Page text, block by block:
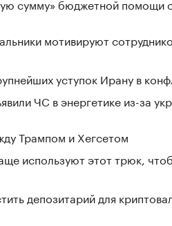
сумму» бюджетной помощи
мотивируют
уступок Ирану в
ЧС в энергетике из-за
Трампом и Хегсетом
используют этот трюк,
депозитарий для